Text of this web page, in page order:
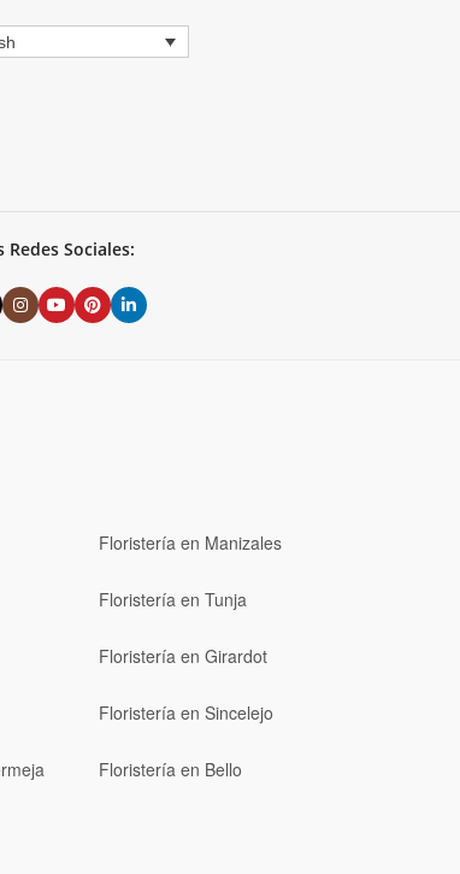
Redes Sociales:
Floristería en Manizales
Floristería en Tunja
Floristería en Girardot
Floristería en Sincelejo
Floristería en Bello